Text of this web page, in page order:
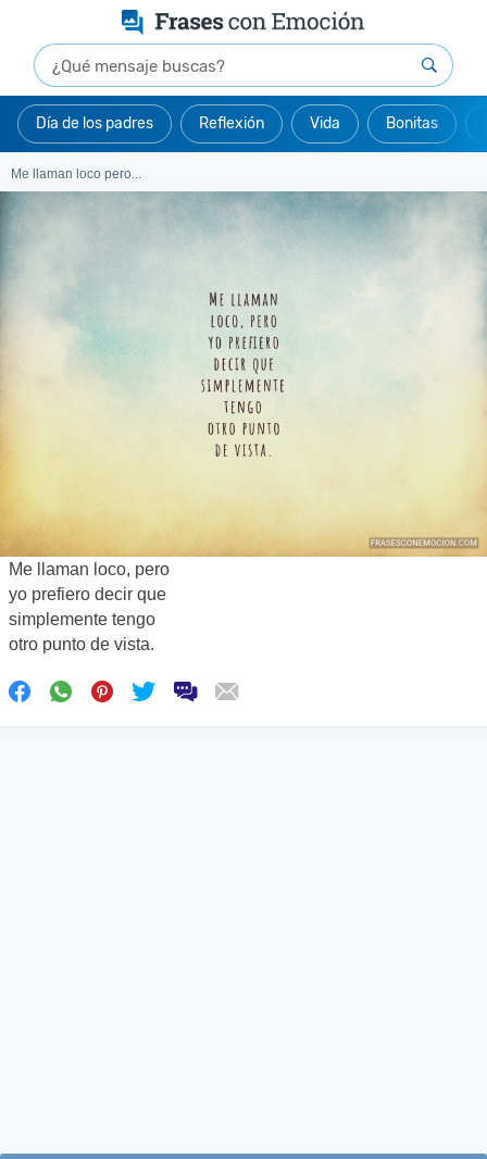
Día de los padres Reflexión Vida Bonitas
Me llaman loco pero...
Me llaman loco, pero
yo prefiero decir que
simplemente tengo
otro punto de vista.